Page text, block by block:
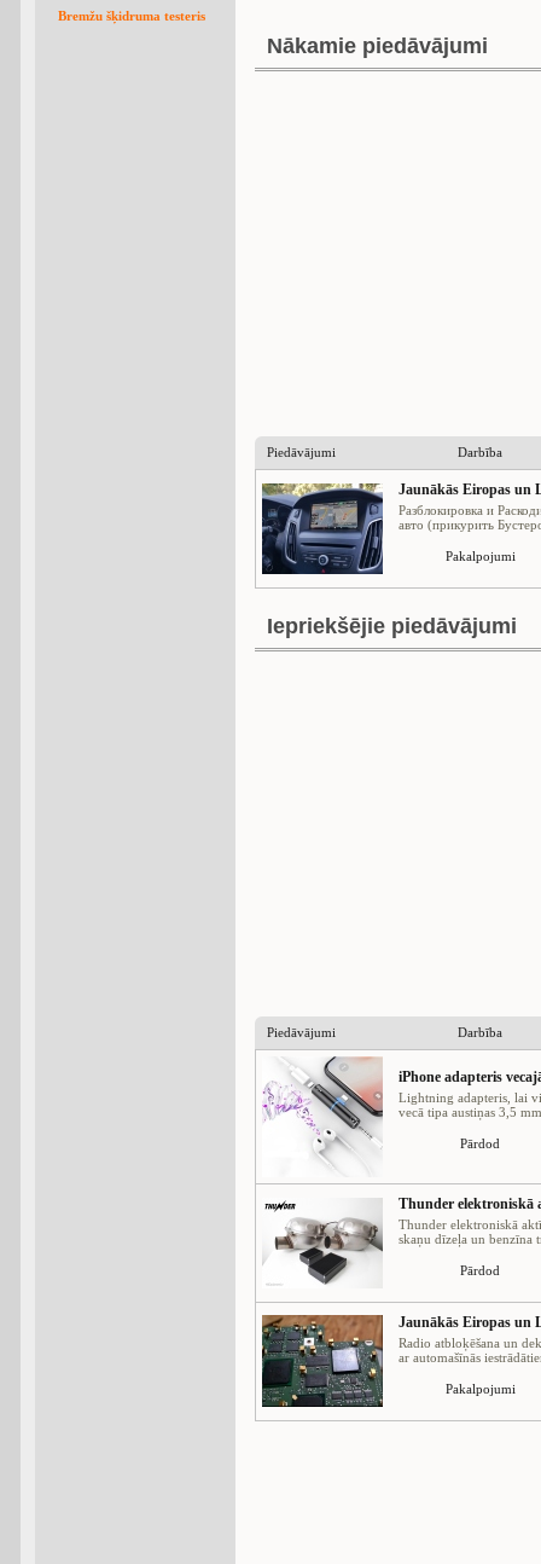
Bremžu šķidruma testeris
Nākamie piedāvājumi
Piedāvājumi Darbība
Jaunākās Eiropas un
Разблокировка и
авто (прикурить
Pakalpojumi
Iepriekšējie piedāvājumi
Piedāvājumi Darbība
iPhone adapteris
Lightning adapteris, lai
vecā tipa austiņas 3,5
Pārdod
Thunder elektroniskā
Thunder elektroniskā
skaņu dīzeļa un benzīna
Pārdod
Jaunākās Eiropas un
Radio atbloķēšana un
ar automašīnās
Pakalpojumi